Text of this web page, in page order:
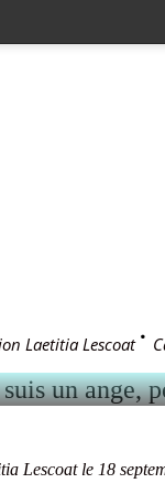
Laetitia Lescoat >
Lescoat le 18